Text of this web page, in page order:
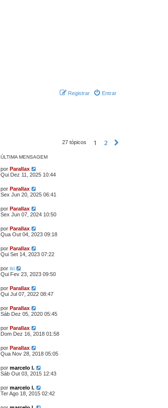
Entrar
Registrar
27 tópicos 1 2
ÚLTIMA MENSAGEM
por Parallax
Qui Dez 11, 2025 10:44
por Parallax
Sex Jun 20, 2025 06:41
por Parallax
Sex Jun 07, 2024 10:50
por Parallax
Qua Out 04, 2023 09:18
por Parallax
Qui Set 14, 2023 07:22
por isi
Qui Fev 23, 2023 09:50
por Parallax
Qui Jul 07, 2022 08:47
por Parallax
Sáb Dez 05, 2020 05:45
por Parallax
Dom Dez 16, 2018 01:58
por Parallax
Qua Nov 28, 2018 05:05
por marcelo l.
Sáb Out 03, 2015 12:43
por marcelo l.
Ter Ago 18, 2015 02:42